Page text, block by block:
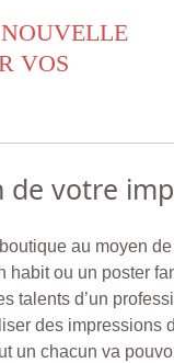
VOS
de votre
au moyen
habit ou un poster
talents d’un
des impressions
un chacun va